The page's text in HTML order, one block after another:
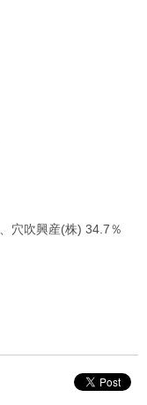
穴吹興産(株) 34.7％